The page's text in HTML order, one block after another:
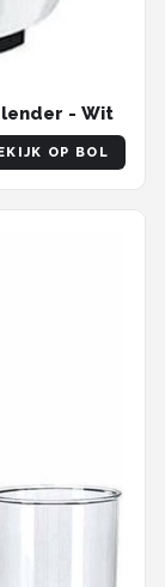
- Wit
OP BOL